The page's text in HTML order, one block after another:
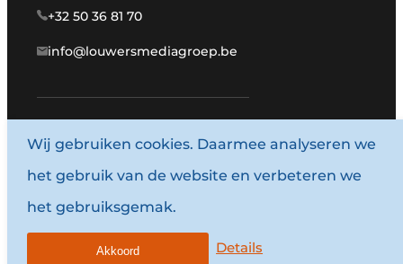
+32 50 36 81 70
info@louwersmediagroep.be
www.louwersmediagroep.com
© 1987 - 2026 Louwersmediagroep.
Algemene voorwaarden
Wij gebruiken cookies. Daarmee analyseren we
het gebruik van de website en verbeteren we
het gebruiksgemak.
Details
Akkoord